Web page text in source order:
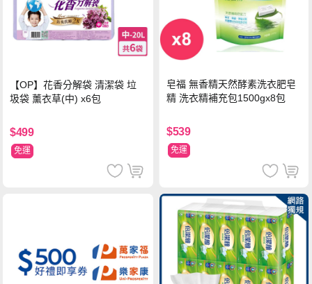
【OP】花香分解袋 清潔袋 垃
圾袋 薰衣草(中) x6包
$499
免運
皂福 無香精天然酵素洗衣肥皂
精 洗衣精補充包1500gx8包
$539
免運